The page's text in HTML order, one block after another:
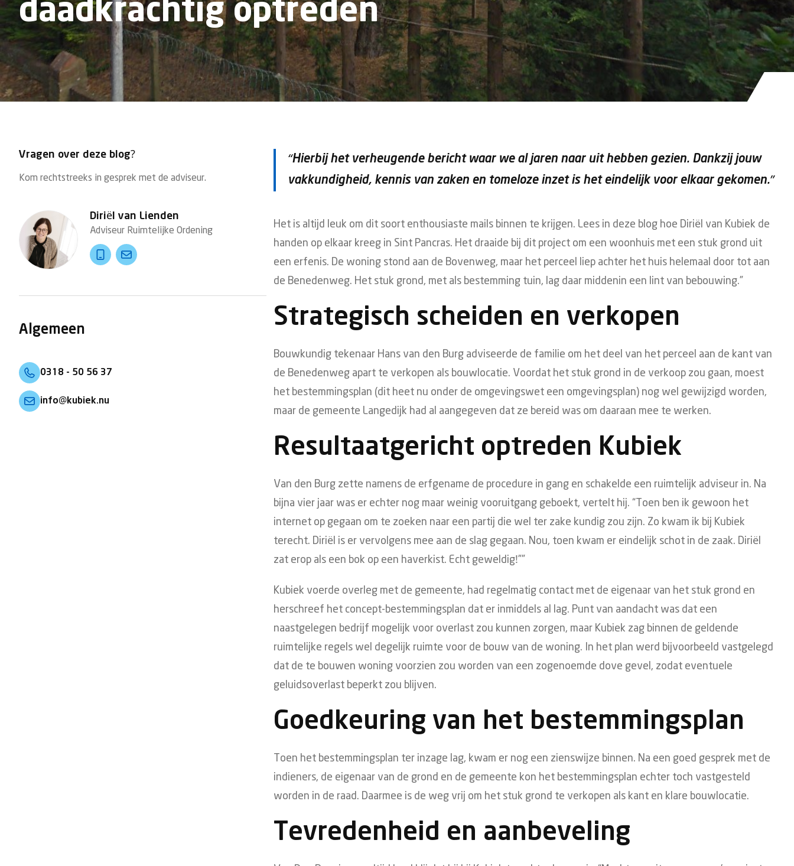
daadkrachtig optreden
Vragen over deze blog?
Kom rechtstreeks in gesprek met de adviseur.
Diriël van Lienden
Adviseur Ruimtelijke Ordening
Algemeen
0318 - 50 56 37
info@kubiek.nu
“Hierbij het verheugende bericht waar we al jaren naar uit hebben gezien. Dankzij jouw
vakkundigheid, kennis van zaken en tomeloze inzet is het eindelijk voor elkaar gekomen.”
Het is altijd leuk om dit soort enthousiaste mails binnen te krijgen. Lees in deze blog hoe Diriël van Kubiek de
handen op elkaar kreeg in Sint Pancras. Het draaide bij dit project om een woonhuis met een stuk grond uit
een erfenis. De woning stond aan de Bovenweg, maar het perceel liep achter het huis helemaal door tot aan
de Benedenweg. Het stuk grond, met als bestemming tuin, lag daar middenin een lint van bebouwing.”
Strategisch scheiden en verkopen
Bouwkundig tekenaar Hans van den Burg adviseerde de familie om het deel van het perceel aan de kant van
de Benedenweg apart te verkopen als bouwlocatie. Voordat het stuk grond in de verkoop zou gaan, moest
het bestemmingsplan (dit heet nu onder de omgevingswet een omgevingsplan) nog wel gewijzigd worden,
maar de gemeente Langedijk had al aangegeven dat ze bereid was om daaraan mee te werken.
Resultaatgericht optreden Kubiek
Van den Burg zette namens de erfgename de procedure in gang en schakelde een ruimtelijk adviseur in. Na
bijna vier jaar was er echter nog maar weinig vooruitgang geboekt, vertelt hij. “Toen ben ik gewoon het
internet op gegaan om te zoeken naar een partij die wel ter zake kundig zou zijn. Zo kwam ik bij Kubiek
terecht. Diriël is er vervolgens mee aan de slag gegaan. Nou, toen kwam er eindelijk schot in de zaak. Diriël
zat erop als een bok op een haverkist. Echt geweldig!””
Kubiek voerde overleg met de gemeente, had regelmatig contact met de eigenaar van het stuk grond en
herschreef het concept-bestemmingsplan dat er inmiddels al lag. Punt van aandacht was dat een
naastgelegen bedrijf mogelijk voor overlast zou kunnen zorgen, maar Kubiek zag binnen de geldende
ruimtelijke regels wel degelijk ruimte voor de bouw van de woning. In het plan werd bijvoorbeeld vastgelegd
dat de te bouwen woning voorzien zou worden van een zogenoemde dove gevel, zodat eventuele
geluidsoverlast beperkt zou blijven.
Goedkeuring van het bestemmingsplan
Toen het bestemmingsplan ter inzage lag, kwam er nog een zienswijze binnen. Na een goed gesprek met de
indieners, de eigenaar van de grond en de gemeente kon het bestemmingsplan echter toch vastgesteld
worden in de raad. Daarmee is de weg vrij om het stuk grond te verkopen als kant en klare bouwlocatie.
Tevredenheid en aanbeveling